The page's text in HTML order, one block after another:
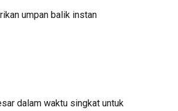
umpan balik instan
dalam waktu singkat untuk